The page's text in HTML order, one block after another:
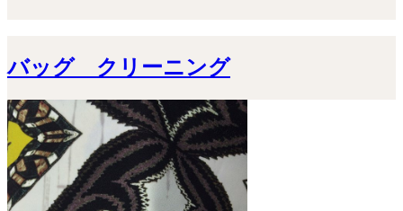
バッグ クリーニング